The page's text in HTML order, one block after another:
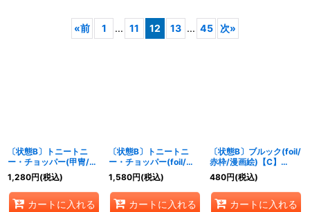
«前 1 ... 11 12 13 ... 45 次»
〔状態B〕トニートニ
ー・チョッパー(甲冑/漫
画背景)【C】{ST01-
006}
1,280円(税込)
カートに入れる
〔状態B〕トニートニ
ー・チョッパー(foil/赤
枠/漫画絵)【C】{ST01-
006}
1,580円(税込)
カートに入れる
〔状態B〕ブルック(foil/
赤枠/漫画絵)【C】
{ST01-011}
480円(税込)
カートに入れる